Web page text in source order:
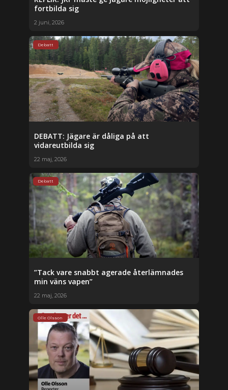
fortbilda sig
2 juni, 2026
Debatt
DEBATT: Jägare är dåliga på att
vidareutbilda sig
22 maj, 2026
Debatt
”Tack vare snabbt agerade återlämnades
min väns vapen”
22 maj, 2026
Olle Olsson